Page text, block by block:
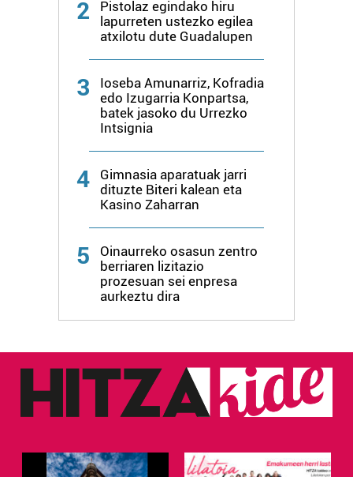
2
Pistolaz egindako hiru
lapurreten ustezko egilea
atxilotu dute Guadalupen
3
Ioseba Amunarriz, Kofradia
edo Izugarria Konpartsa,
batek jasoko du Urrezko
Intsignia
4
Gimnasia aparatuak jarri
dituzte Biteri kalean eta
Kasino Zaharran
5
Oinaurreko osasun zentro
berriaren lizitazio
prozesuan sei enpresa
aurkeztu dira